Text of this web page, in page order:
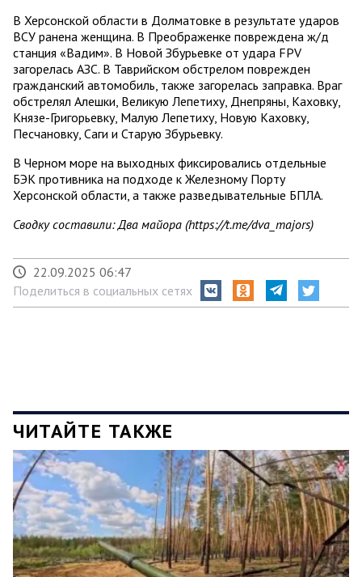
В Херсонской области в Долматовке в результате ударов
ВСУ ранена женщина. В Преображенке повреждена ж/д
станция «Вадим». В Новой Збурьевке от удара FPV
загорелась АЗС. В Таврийском обстрелом поврежден
гражданский автомобиль, также загорелась заправка. Враг
обстрелял Алешки, Великую Лепетиху, Днепряны, Каховку,
Князе-Григорьевку, Малую Лепетиху, Новую Каховку,
Песчановку, Саги и Старую Збурьевку.
В Черном море на выходных фиксировались отдельные
БЭК противника на подходе к Железному Порту
Херсонской области, а также разведывательные БПЛА.
Сводку составили: Два майора (https://t.me/dva_majors)
22.09.2025 06:47
Поделиться в социальных сетях
ЧИТАЙТЕ ТАКЖЕ